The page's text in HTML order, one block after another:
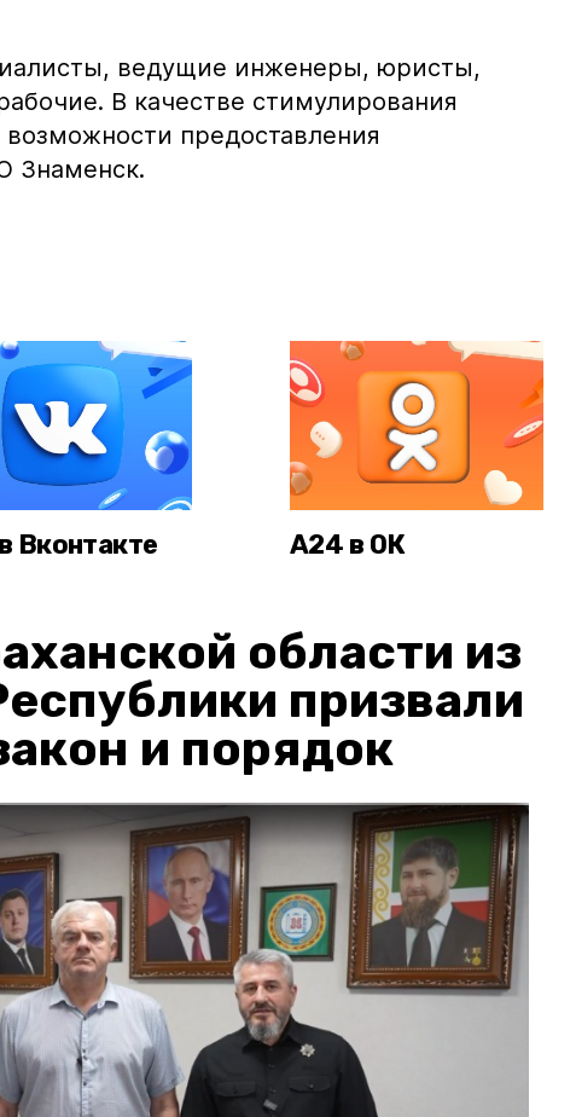
ведущие инженеры, юристы,
В качестве стимулирования
возможности предоставления
Знаменск.
Вконтакте А24 в ОК
области из
призвали
и порядок